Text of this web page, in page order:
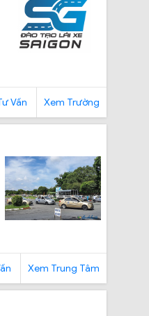
Vấn Xem Trường
Xem Trung Tâm